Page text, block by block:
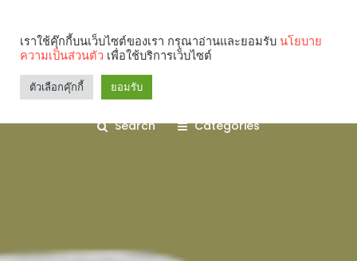
Search Categories
เราใช้คุ๊กกี้บนเว็บไซต์ของเรา กรุณาอ่านและยอมรับ นโยบาย
ความเป็นส่วนตัว เพื่อใช้บริการเว็บไซต์
ตัวเลือกคุ๊กกี้ ยอมรับ